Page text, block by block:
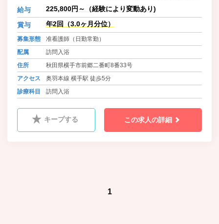
ビスをご提供します。
給与 225,800円～（経験により変動あり)
賞与 年2回（3.0ヶ月分位）
募集形態
准看護師（日勤常勤）
配属
訪問入浴
住所
秋田県横手市前郷二番町8番33号
アクセス
奥羽本線 横手駅 徒歩5分
診療科目
訪問入浴
キープする この求人の詳細
1